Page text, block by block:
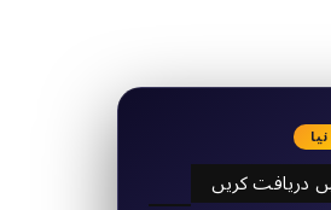
دریافت کریں